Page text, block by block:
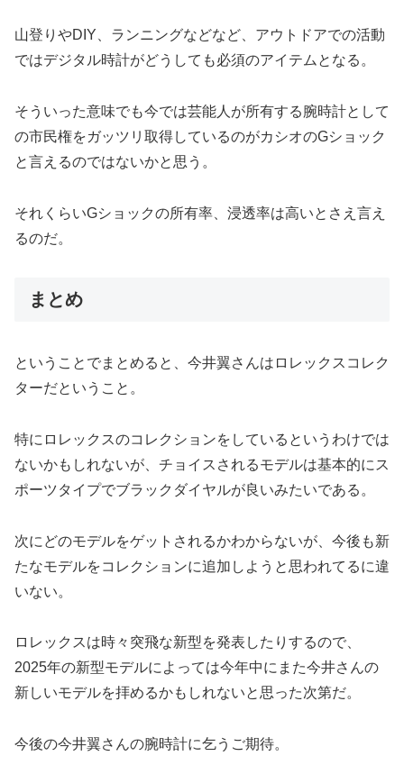
山登りやDIY、ランニングなどなど、アウトドアでの活動
ではデジタル時計がどうしても必須のアイテムとなる。
そういった意味でも今では芸能人が所有する腕時計として
の市民権をガッツリ取得しているのがカシオのGショック
と言えるのではないかと思う。
それくらいGショックの所有率、浸透率は高いとさえ言え
るのだ。
まとめ
ということでまとめると、今井翼さんはロレックスコレク
ターだということ。
特にロレックスのコレクションをしているというわけでは
ないかもしれないが、チョイスされるモデルは基本的にス
ポーツタイプでブラックダイヤルが良いみたいである。
次にどのモデルをゲットされるかわからないが、今後も新
たなモデルをコレクションに追加しようと思われてるに違
いない。
ロレックスは時々突飛な新型を発表したりするので、
2025年の新型モデルによっては今年中にまた今井さんの
新しいモデルを拝めるかもしれないと思った次第だ。
今後の今井翼さんの腕時計に乞うご期待。